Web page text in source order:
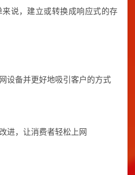
说，建立或转换成响应式的存
设备并更好地吸引客户的方式
进，让消费者轻松上网